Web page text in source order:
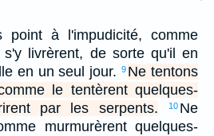
point à l'impudicité, comme
s'y livrèrent, de sorte qu'il en
en un seul jour.
9 Ne tentons
le tentèrent quelques-
par les serpents.
10 Ne
murmurèrent quelques-